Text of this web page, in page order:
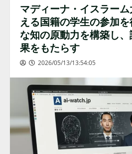
マディーナ・イスラーム
える国籍の学生の参加
な知の原動力を構築し
果をもたらす
2026/05/13/13:54:05